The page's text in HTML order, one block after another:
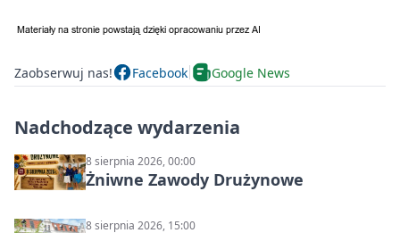
Zaobserwuj nas! Facebook Google News
Nadchodzące wydarzenia
8 sierpnia 2026, 00:00
Żniwne Zawody Drużynowe
8 sierpnia 2026, 15:00